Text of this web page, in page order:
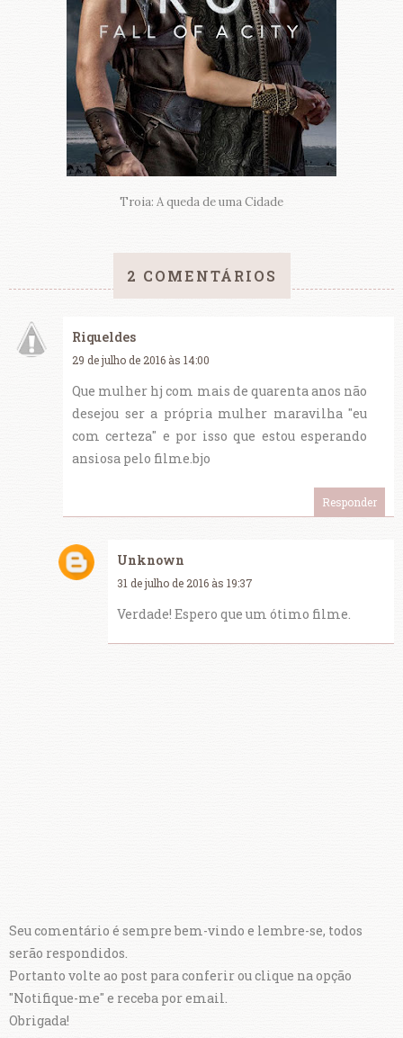
Troia: A queda de uma Cidade
2 COMENTÁRIOS
Riqueldes
29 de julho de 2016 às 14:00
Que mulher hj com mais de quarenta anos não
desejou ser a própria mulher maravilha "eu
com certeza" e por isso que estou esperando
ansiosa pelo filme.bjo
Responder
Unknown
31 de julho de 2016 às 19:37
Verdade! Espero que um ótimo filme.
Seu comentário é sempre bem-vindo e lembre-se, todos
serão respondidos.
Portanto volte ao post para conferir ou clique na opção
"Notifique-me" e receba por email.
Obrigada!